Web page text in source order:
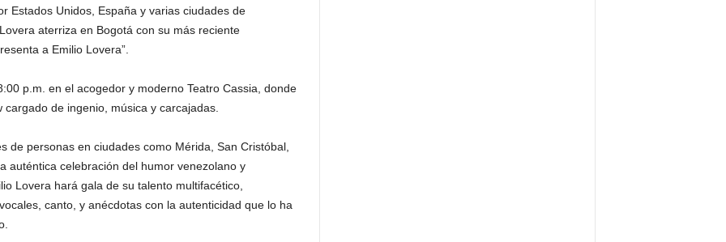
Estados Unidos, España y varias ciudades de
aterriza en Bogotá con su más reciente
a Emilio Lovera”.
p.m. en el acogedor y moderno Teatro Cassia, donde
de ingenio, música y carcajadas.
de personas en ciudades como Mérida, San Cristóbal,
auténtica celebración del humor venezolano y
Lovera hará gala de su talento multifacético,
canto, y anécdotas con la autenticidad que lo ha